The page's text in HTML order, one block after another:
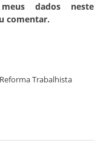
dados neste
comentar.
Trabalhista